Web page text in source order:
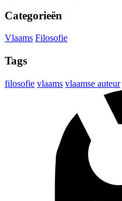
Categorieën
Vlaams Filosofie
Tags
filosofie vlaams vlaamse auteur